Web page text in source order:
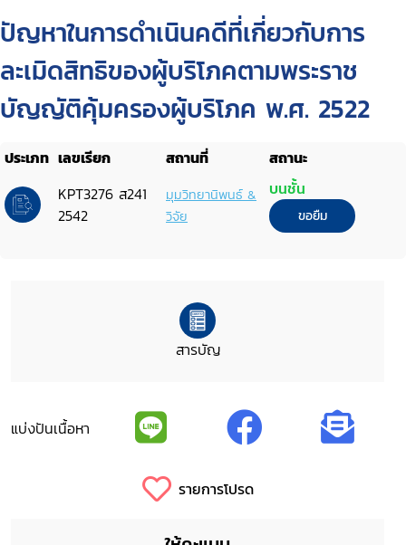
ปัญหาในการดำเนินคดีที่เกี่ยวกับการ
ละเมิดสิทธิของผู้บริโภคตามพระราช
บัญญัติคุ้มครองผู้บริโภค พ.ศ. 2522
ประเภท เลขเรียก สถานที่
สถานะ
KPT3276 ส241
2542
มุมวิทยานิพนธ์ &
วิจัย
บนชั้น
ขอยืม
สารบัญ
แบ่งปันเนื้อหา
รายการโปรด